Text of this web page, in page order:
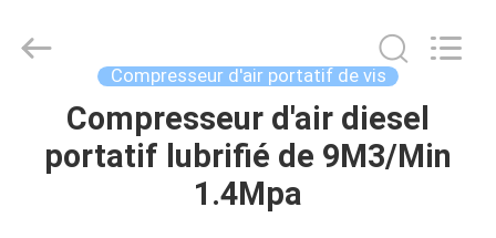
Jiangxi
Kapa
Compresseur d'air portatif de vis
Compresseur d'air diesel
portatif lubrifié de 9M3/Min
1.4Mpa